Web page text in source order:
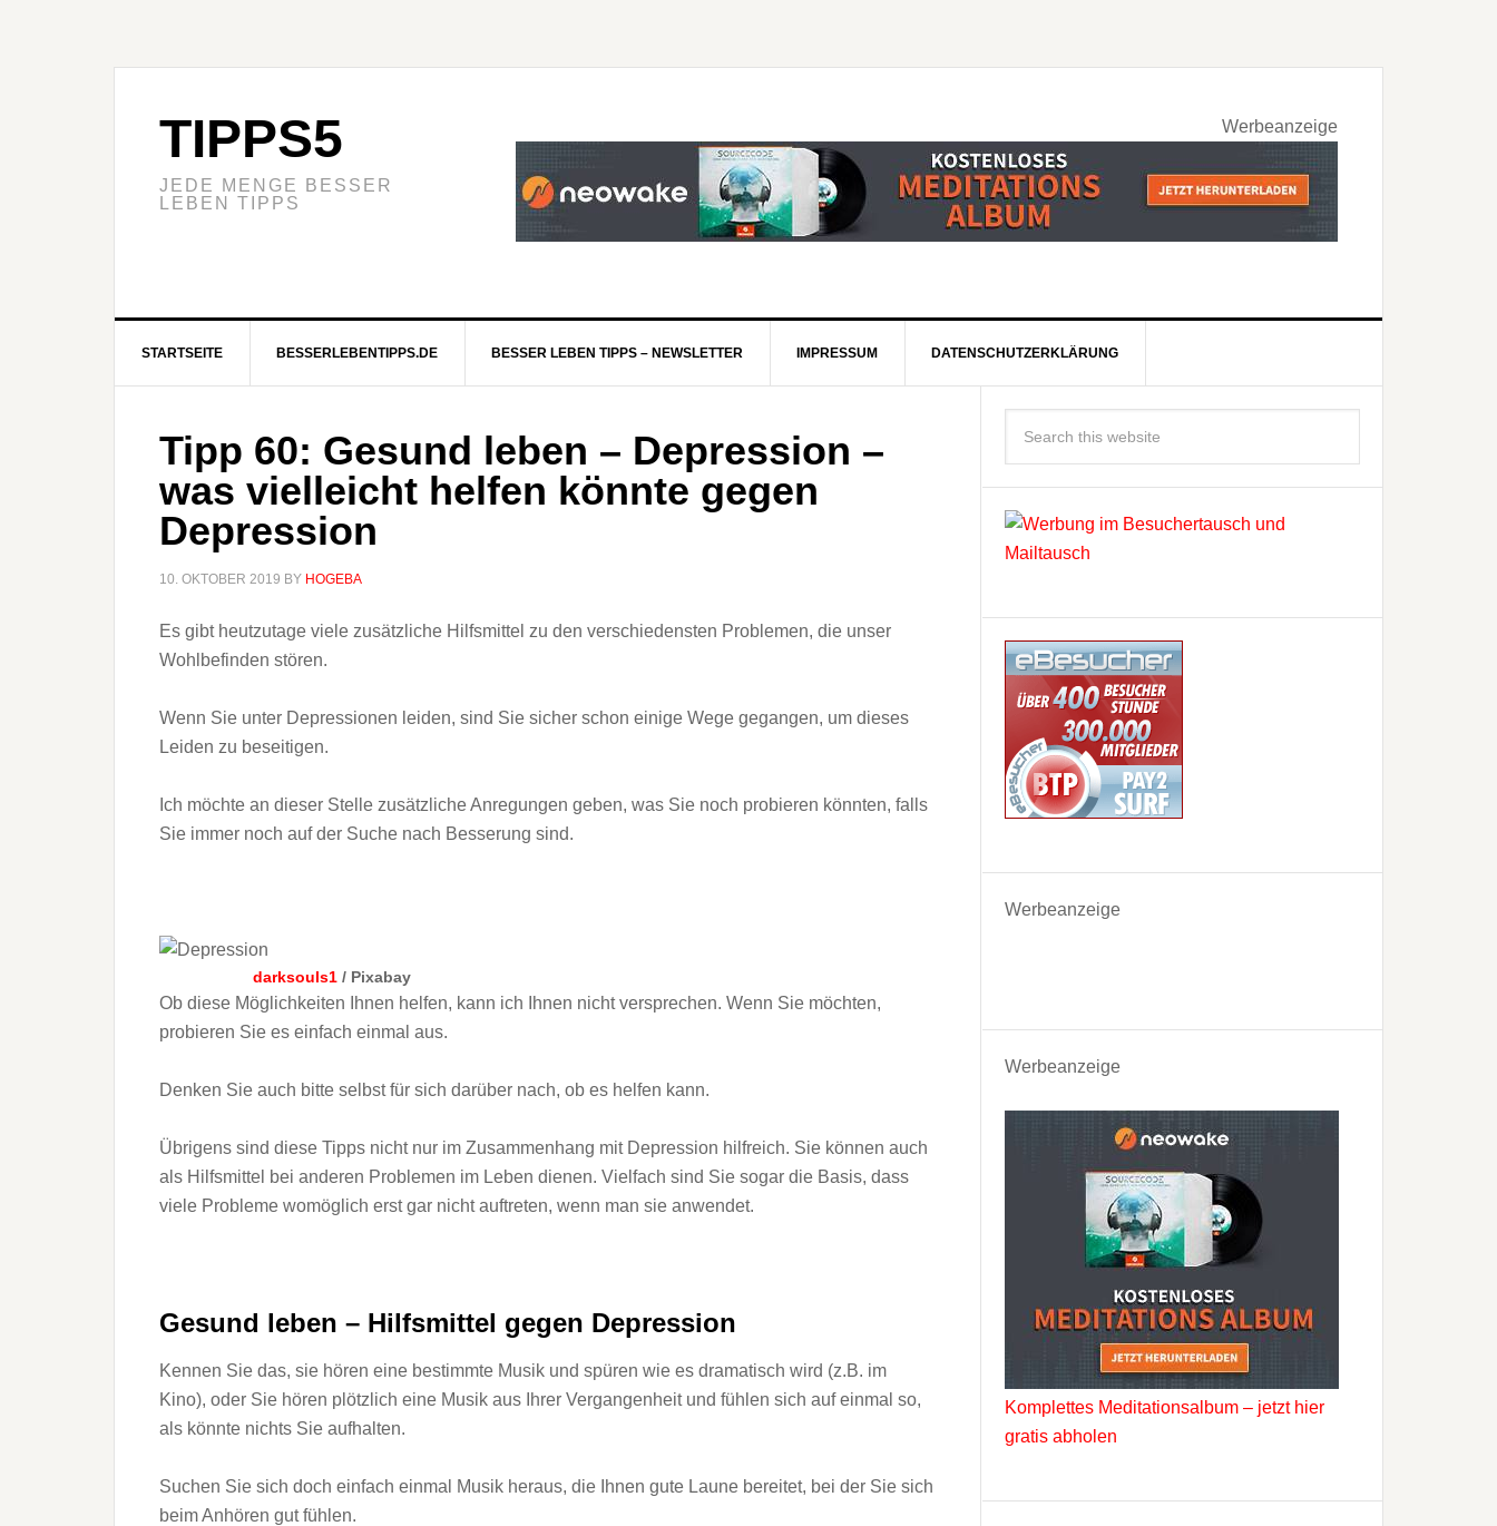
TIPPS5
JEDE MENGE BESSER
LEBEN TIPPS
Werbeanzeige
STARTSEITE BESSERLEBENTIPPS.DE BESSER LEBEN TIPPS – NEWSLETTER IMPRESSUM DATENSCHUTZERKLÄRUNG
Tipp 60: Gesund leben – Depression –
was vielleicht helfen könnte gegen
Depression
10. OKTOBER 2019 BY HOGEBA
Es gibt heutzutage viele zusätzliche Hilfsmittel zu den verschiedensten Problemen, die unser
Wohlbefinden stören.
Wenn Sie unter Depressionen leiden, sind Sie sicher schon einige Wege gegangen, um dieses
Leiden zu beseitigen.
Ich möchte an dieser Stelle zusätzliche Anregungen geben, was Sie noch probieren könnten, falls
Sie immer noch auf der Suche nach Besserung sind.
darksouls1 / Pixabay
Ob diese Möglichkeiten Ihnen helfen, kann ich Ihnen nicht versprechen. Wenn Sie möchten,
probieren Sie es einfach einmal aus.
Denken Sie auch bitte selbst für sich darüber nach, ob es helfen kann.
Übrigens sind diese Tipps nicht nur im Zusammenhang mit Depression hilfreich. Sie können auch
als Hilfsmittel bei anderen Problemen im Leben dienen. Vielfach sind Sie sogar die Basis, dass
viele Probleme womöglich erst gar nicht auftreten, wenn man sie anwendet.
Gesund leben – Hilfsmittel gegen Depression
Kennen Sie das, sie hören eine bestimmte Musik und spüren wie es dramatisch wird (z.B. im
Kino), oder Sie hören plötzlich eine Musik aus Ihrer Vergangenheit und fühlen sich auf einmal so,
als könnte nichts Sie aufhalten.
Suchen Sie sich doch einfach einmal Musik heraus, die Ihnen gute Laune bereitet, bei der Sie sich
beim Anhören gut fühlen.
Werbeanzeige
Werbeanzeige
Komplettes Meditationsalbum – jetzt hier
gratis abholen